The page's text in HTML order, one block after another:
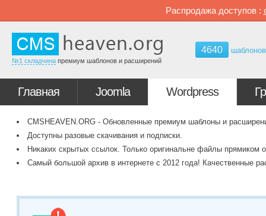
Распродажа доступов :
№1 складчина премиум шаблонов и расширений
4640 шаблонов
Главная Joomla Wordpress
CMSHEAVEN.ORG - Обновленные премиум шаблоны и
Доступны разовые скачивания и подписки.
Никаких скрытых ссылок. Только оригинальне файлы прямиком
Самый большой архив в интернете с 2012 года! Качественные